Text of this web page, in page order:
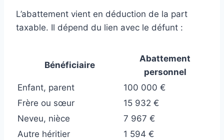
L’abattement vient en déduction de la part
taxable. Il dépend du lien avec le défunt :
Bénéficiaire
Abattement
personnel
Enfant, parent
100 000 €
Frère ou sœur
15 932 €
Neveu, nièce
7 967 €
Autre héritier
1 594 €